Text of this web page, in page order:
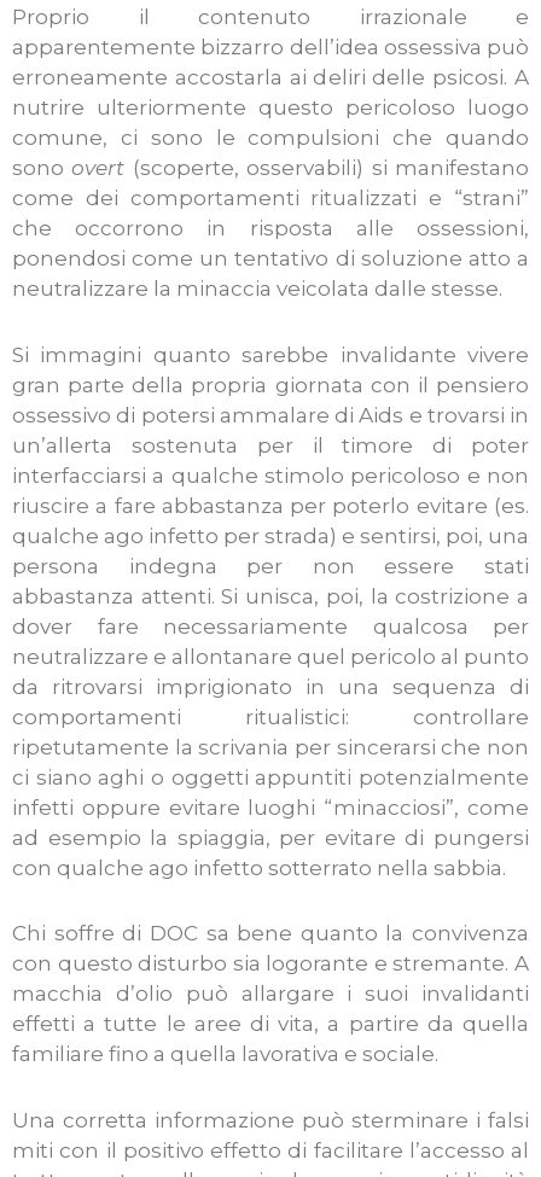
Proprio il contenuto irrazionale e
apparentemente bizzarro dell’idea ossessiva può
erroneamente accostarla ai deliri delle psicosi. A
nutrire ulteriormente questo pericoloso luogo
comune, ci sono le compulsioni che quando
sonoovert (scoperte, osservabili) si manifestano
come dei comportamenti ritualizzati e “strani”
che occorrono in risposta alle ossessioni,
ponendosi come un tentativo di soluzione atto a
neutralizzare la minaccia veicolata dalle stesse.
Si immagini quanto sarebbe invalidante vivere
gran parte della propria giornata con il pensiero
ossessivo di potersi ammalare di Aids e trovarsi in
un’allerta sostenuta per il timore di poter
interfacciarsi a qualche stimolo pericoloso e non
riuscire a fare abbastanza per poterlo evitare (es.
qualche ago infetto per strada) e sentirsi, poi, una
persona indegna per non essere stati
abbastanza attenti. Si unisca, poi, la costrizione a
dover fare necessariamente qualcosa per
neutralizzare e allontanare quel pericolo al punto
da ritrovarsi imprigionato in una sequenza di
comportamenti ritualistici: controllare
ripetutamente la scrivania per sincerarsi che non
ci siano aghi o oggetti appuntiti potenzialmente
infetti oppure evitare luoghi “minacciosi”, come
ad esempio la spiaggia, per evitare di pungersi
con qualche ago infetto sotterrato nella sabbia.
Chi soffre di DOC sa bene quanto la convivenza
con questo disturbo sia logorante e stremante. A
macchia d’olio può allargare i suoi invalidanti
effetti a tutte le aree di vita, a partire da quella
familiare fino a quella lavorativa e sociale.
Una corretta informazione può sterminare i falsi
miti con il positivo effetto di facilitare l’accesso al